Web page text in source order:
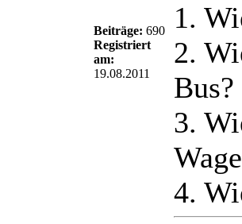
Beiträge: 690
Registriert
am:
19.08.2011
1.
2.
Bus?
3.
4.